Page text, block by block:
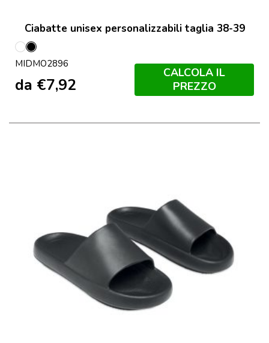
Ciabatte unisex personalizzabili taglia 38-39
Bianco
Nero
MIDMO2896
da €7,92
CALCOLA IL
PREZZO